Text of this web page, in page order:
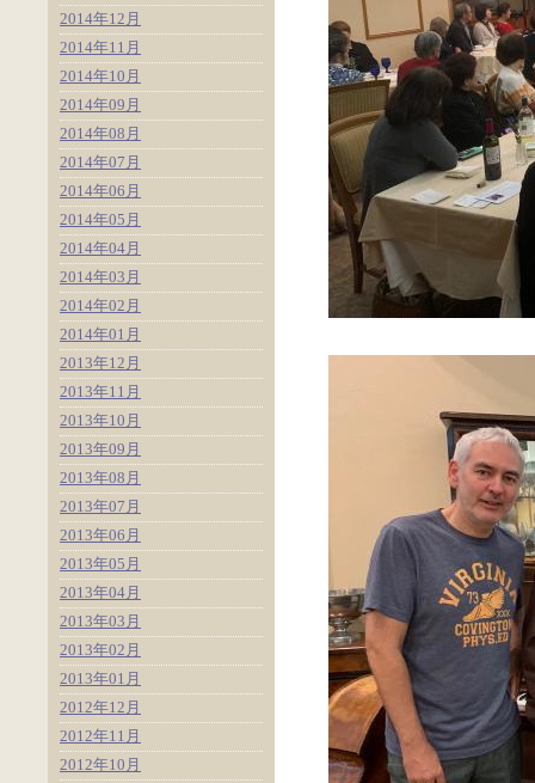
2014年12月
2014年11月
2014年10月
2014年09月
2014年08月
2014年07月
2014年06月
2014年05月
2014年04月
2014年03月
2014年02月
2014年01月
2013年12月
2013年11月
2013年10月
2013年09月
2013年08月
2013年07月
2013年06月
2013年05月
2013年04月
2013年03月
2013年02月
2013年01月
2012年12月
2012年11月
2012年10月